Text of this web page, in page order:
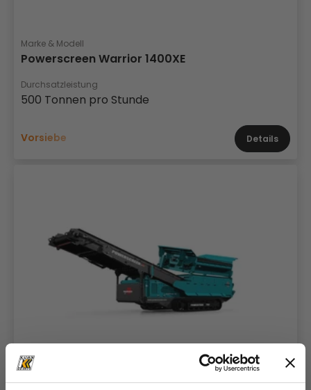
Marke & Modell
Powerscreen Warrior 1400XE
Durchsatzleistung
500 Tonnen pro Stunde
Vorsiebe Details